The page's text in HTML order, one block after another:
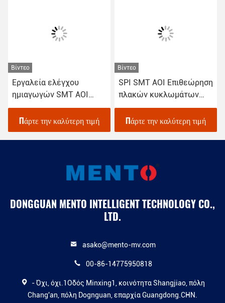
Βίντεο
Εργαλεία ελέγχου
ημιαγωγών SMT AOI
Αυτοματοποιημένη όραση
Πάρτε την καλύτερη τιμή
Βίντεο
SPI SMT AOI Επιθεώρηση
πλακών κυκλωμάτων
μηχανών για έλεγχο
ποιότητας
Πάρτε την καλύτερη τιμή
DONGGUAN MENTO INTELLIGENT TECHNOLOGY CO.,
LTD.
asako@mento-mv.com
00-86-14775950818
- Όχι, όχι.1Οδός Minxing1, κοινότητα Shangjiao, πόλη
Chang'an, πόλη Dognguan, επαρχία Guangdong.CHN.